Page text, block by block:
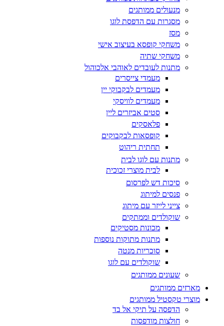
מנעולים ממותגים
מסגרות עם הדפסת לוגו
מסז
משחקי קופסא בעיצוב אישי
משחקי שתיה
מתנות לעובדים לאוהבי אלכוהול
מעמדי צייסרים
מעמדים לבקבוקי יין
מעמדים לוויסקי
סטים אביזרים ליין
פלאסקים
קופסאות לבקבוקים
תחתית ריהוט
מתנות עם לוגו לבית
לבית מוצרי זכוכית
סיכות דש לפרסום
פנסים למיתוג
צייני לייזר עם מיתוג
שוקולדים וממתקים
מכונות מסטיקים
מתנות מתוקות נוספות
סוכריות מנטה
שוקולדים עם לוגו
שעונים ממותגים
מארזים ממותגים
מוצרי טקסטיל ממותגים
הדפסה על תיקי אל בד
חולצות מודפסות